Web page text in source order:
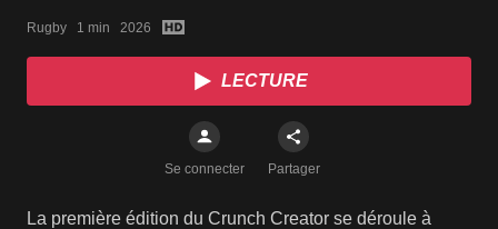
Rugby   1 min   2026
LECTURE
Se connecter Partager
La première édition du Crunch Creator se déroule à